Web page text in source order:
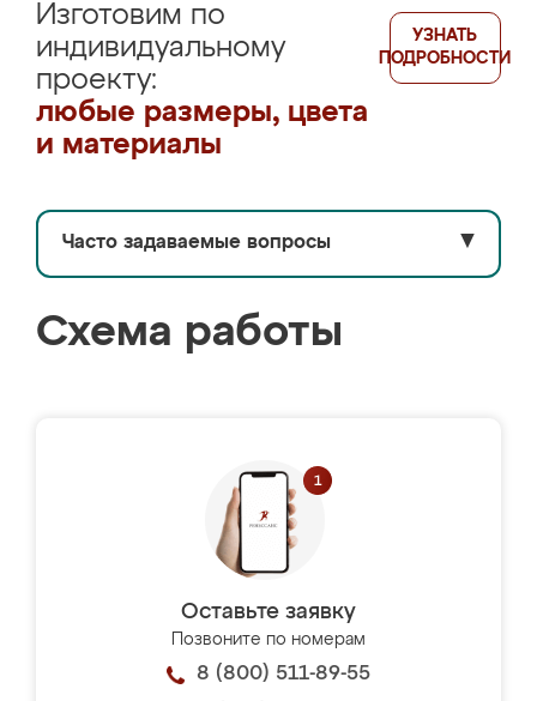
Изготовим по
индивидуальному
проекту:
любые размеры, цвета
и материалы
УЗНАТЬ
ПОДРОБНОСТИ
Часто задаваемые вопросы ▼
Схема работы
Оставьте заявку
Позвоните по номерам
8 (800) 511-89-55